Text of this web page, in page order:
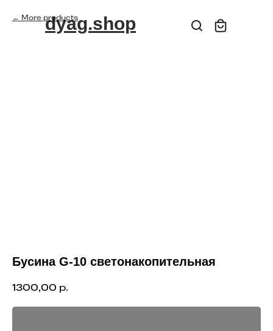
dyag.shop
More products
Бусина G-10 светонакопительная
1300,00 р.